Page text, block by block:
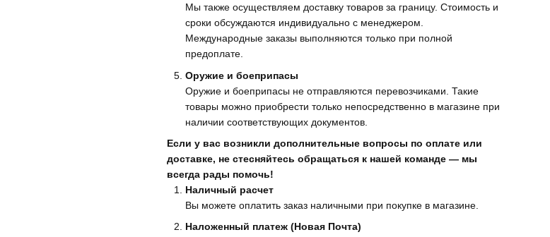
Мы также осуществляем доставку товаров за границу. Стоимость и
сроки обсуждаются индивидуально с менеджером.
Международные заказы выполняются только при полной
предоплате.
Оружие и боеприпасы
Оружие и боеприпасы не отправляются перевозчиками. Такие
товары можно приобрести только непосредственно в магазине при
наличии соответствующих документов.
Если у вас возникли дополнительные вопросы по оплате или
доставке, не стесняйтесь обращаться к нашей команде — мы
всегда рады помочь!
Наличный расчет
Вы можете оплатить заказ наличными при покупке в магазине.
Наложенный платеж (Новая Почта)